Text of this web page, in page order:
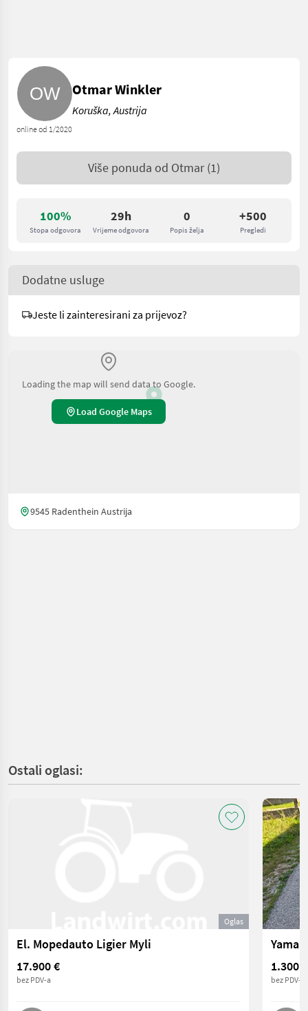
100%
Stopa odgovora
29h
Vrijeme odgovora
0
Popis želja
+500
Pregledi
online od 1/2020
Otmar Winkler
Koruška, Austrija
Više ponuda od Otmar (1)
Dodatne usluge
Jeste li zainteresirani za prijevoz?
Loading the map will send data to Google.
Load Google Maps
9545 Radenthein Austrija
Ostali oglasi:
Oglas
El. Mopedauto Ligier Myli
17.900 €
bez PDV-a
1.300 €
bez PDV-a